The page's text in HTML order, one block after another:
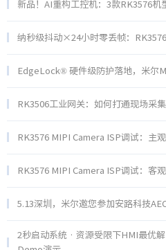
新品！AI重构工控机：3款RK3576机
纳秒级抖动×24小时零丢帧：
EdgeLock® 硬件级防护落地，米尔
RK3506工业网关：如何打通现场采
RK3576 MIPI Camera ISP调试：主
RK3576 MIPI Camera ISP调试：客
5.13深圳，米尔邀您参加安路科技
2秒启动系统 · 资源受限下HMI最优